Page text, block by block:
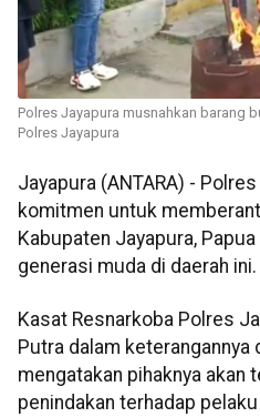
Polres Jayapura musnahkan barang
Polres Jayapura
Jayapura (ANTARA) -
komitmen untuk
Kabupaten Jayapura,
generasi muda di daerah ini.
Kasat Resnarkoba Polres
Putra dalam keterangannya
mengatakan pihaknya akan
penindakan terhadap